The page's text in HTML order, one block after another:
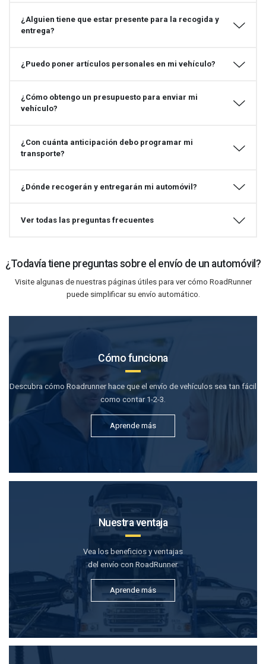
¿Alguien tiene que estar presente para la recogida y
entrega?
¿Puedo poner artículos personales en mi vehículo?
¿Cómo obtengo un presupuesto para enviar mi
vehículo?
¿Con cuánta anticipación debo programar mi
transporte?
¿Dónde recogerán y entregarán mi automóvil?
Ver todas las preguntas frecuentes
¿Todavía tiene preguntas sobre el envío de un automóvil?
Visite algunas de nuestras páginas útiles para ver cómo RoadRunner
puede simplificar su envío automático.
Cómo funciona
Descubra cómo Roadrunner hace que el envío de vehículos sea tan fácil
como contar 1-2-3.
Aprende más
Nuestra ventaja
Vea los beneficios y ventajas
del envío con RoadRunner.
Aprende más